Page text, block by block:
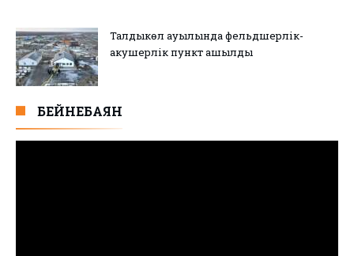
Талдыкөл ауылында фельдшерлік-
акушерлік пункт ашылды
БЕЙНЕБАЯН